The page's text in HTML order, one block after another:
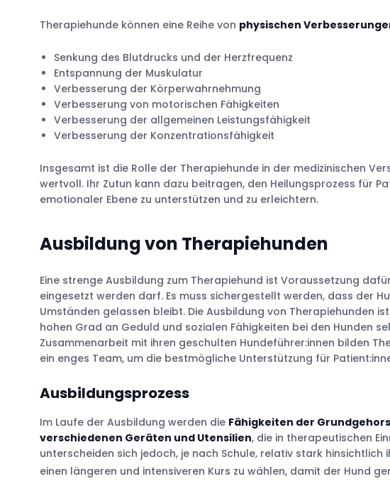
Therapiehunde können eine Reihe von physischen
Senkung des Blutdrucks und der Herzfrequenz
Entspannung der Muskulatur
Verbesserung der Körperwahrnehmung
Verbesserung von motorischen Fähigkeiten
Verbesserung der allgemeinen Leistungsfähigkeit
Verbesserung der Konzentrationsfähigkeit
Insgesamt ist die Rolle der Therapiehunde in der medizinischen
wertvoll. Ihr Zutun kann dazu beitragen, den Heilungsprozess für
emotionaler Ebene zu unterstützen und zu erleichtern.
Ausbildung von Therapiehunden
Eine strenge Ausbildung zum Therapiehund ist Voraussetzung
eingesetzt werden darf. Es muss sichergestellt werden, dass der
Umständen gelassen bleibt. Die Ausbildung von Therapiehunden
hohen Grad an Geduld und sozialen Fähigkeiten bei den Hunden
Zusammenarbeit mit ihren geschulten Hundeführer:innen bilden
ein enges Team, um die bestmögliche Unterstützung für
Ausbildungsprozess
Im Laufe der Ausbildung werden die Fähigkeiten der
verschiedenen Geräten und Utensilien, die in therapeutischen
unterscheiden sich jedoch, je nach Schule, relativ stark
einen längeren und intensiveren Kurs zu wählen, damit der Hund